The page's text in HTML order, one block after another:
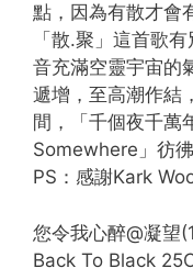
點，因為有散才會
「散.聚」這首歌
音充滿空靈宇宙的
遞增，至高潮作結
間，「千個夜千
Somewhere」彷彿
PS：感謝Kark
您令我心醉@凝望
Back To Black